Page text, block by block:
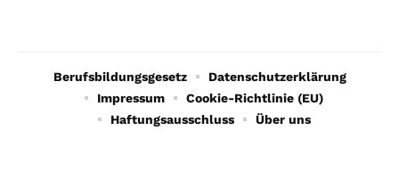
Berufsbildungsgesetz
Datenschutzerklärung
Impressum
Cookie-Richtlinie (EU)
Haftungsausschluss
Über uns